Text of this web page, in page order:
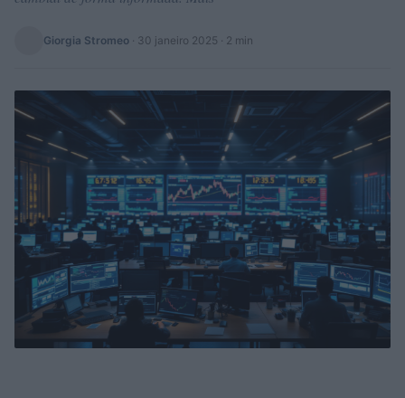
Giorgia Stromeo · 30 janeiro 2025 · 2 min